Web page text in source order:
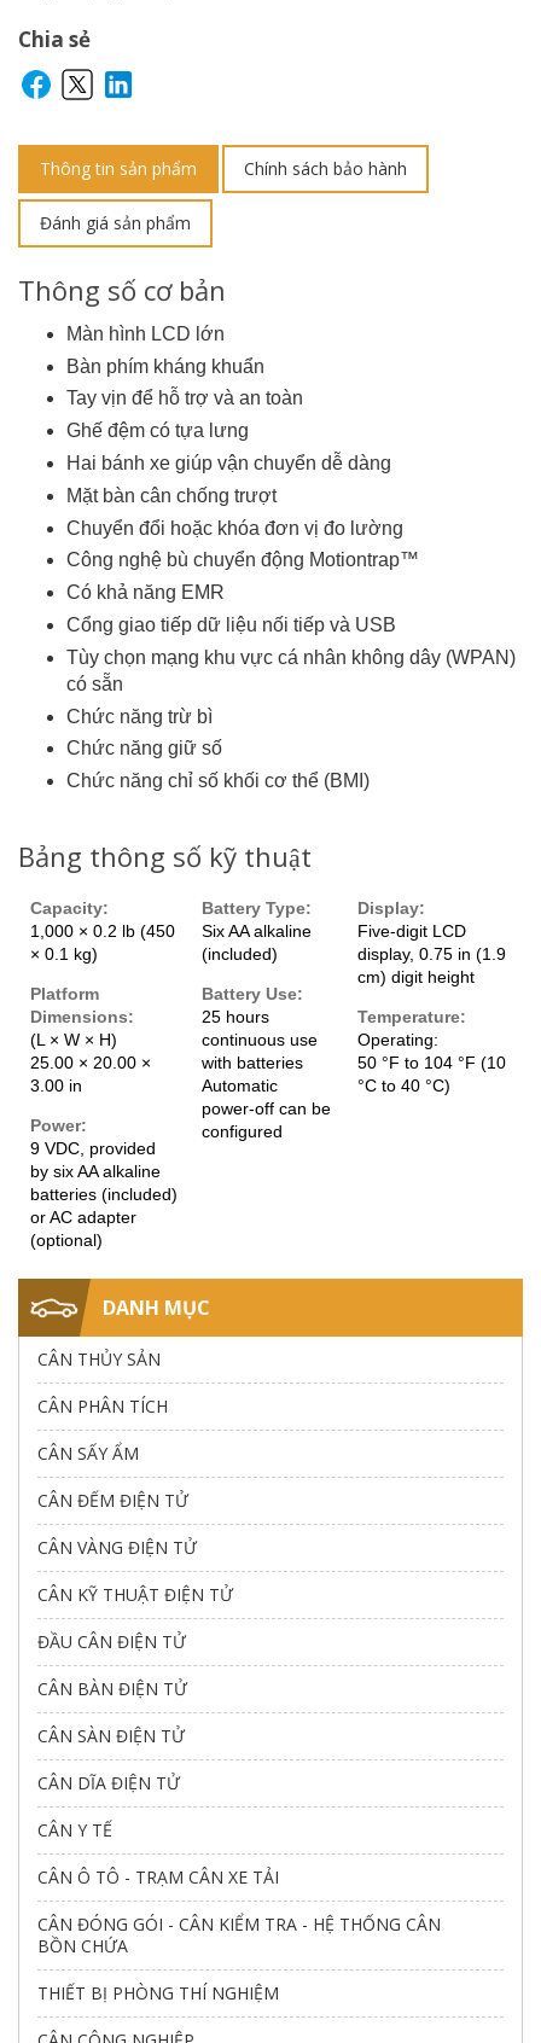
Chia sẻ
Thông tin sản phẩm Chính sách bảo hành
Đánh giá sản phẩm
Thông số cơ bản
Màn hình LCD lớn
Bàn phím kháng khuẩn
Tay vịn để hỗ trợ và an toàn
Ghế đệm có tựa lưng
Hai bánh xe giúp vận chuyển dễ dàng
Mặt bàn cân chống trượt
Chuyển đổi hoặc khóa đơn vị đo lường
Công nghệ bù chuyển động Motiontrap™
Có khả năng EMR
Cổng giao tiếp dữ liệu nối tiếp và USB
Tùy chọn mạng khu vực cá nhân không dây (WPAN)
có sẵn
Chức năng trừ bì
Chức năng giữ số
Chức năng chỉ số khối cơ thể (BMI)
Bảng thông số kỹ thuật
Capacity:
1,000 × 0.2 lb (450
× 0.1 kg)
Platform
Dimensions:
(L × W × H)
25.00 × 20.00 ×
3.00 in
Power:
9 VDC, provided
by six AA alkaline
batteries (included)
or AC adapter
(optional)
Battery Type:
Six AA alkaline
(included)
Battery Use:
25 hours
continuous use
with batteries
Automatic
power-off can be
configured
Display:
Five-digit LCD
display, 0.75 in (1.9
cm) digit height
Temperature:
Operating:
50 °F to 104 °F (10
°C to 40 °C)
DANH MỤC
CÂN THỦY SẢN
CÂN PHÂN TÍCH
CÂN SẤY ẨM
CÂN ĐẾM ĐIỆN TỬ
CÂN VÀNG ĐIỆN TỬ
CÂN KỸ THUẬT ĐIỆN TỬ
ĐẦU CÂN ĐIỆN TỬ
CÂN BÀN ĐIỆN TỬ
CÂN SÀN ĐIỆN TỬ
CÂN DĨA ĐIỆN TỬ
CÂN Y TẾ
CÂN Ô TÔ - TRẠM CÂN XE TẢI
CÂN ĐÓNG GÓI - CÂN KIỂM TRA - HỆ THỐNG CÂN
BỒN CHỨA
THIẾT BỊ PHÒNG THÍ NGHIỆM